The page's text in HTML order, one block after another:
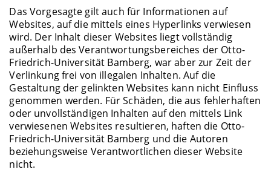
Das Vorgesagte gilt auch für Informationen auf
Websites, auf die mittels eines Hyperlinks verwiesen
wird. Der Inhalt dieser Websites liegt vollständig
außerhalb des Verantwortungsbereiches der Otto-
Friedrich-Universität Bamberg, war aber zur Zeit der
Verlinkung frei von illegalen Inhalten. Auf die
Gestaltung der gelinkten Websites kann nicht Einfluss
genommen werden. Für Schäden, die aus fehlerhaften
oder unvollständigen Inhalten auf den mittels Link
verwiesenen Websites resultieren, haften die Otto-
Friedrich-Universität Bamberg und die Autoren
beziehungsweise Verantwortlichen dieser Website
nicht.